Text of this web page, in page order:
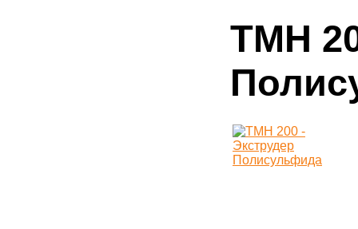
TMH